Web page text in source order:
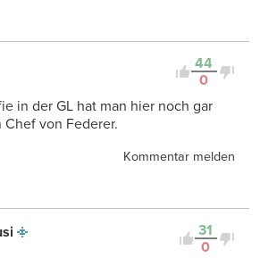
44
0
in der GL hat man hier noch gar
von Federer.
Kommentar melden
31
0